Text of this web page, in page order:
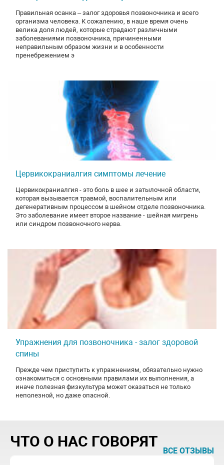
Правильная осанка – залог здоровья позвоночника и всего
организма человека. К сожалению, в наше время очень
велика доля людей, которые страдают различными
заболеваниями позвоночника, причиненными
неправильным образом жизни и в особенности
пренебрежением э
Цервикокраниалгия симптомы лечение
Цервикокраниалгия - это боль в шее и затылочной области,
которая вызывается травмой, воспалительным или
дегенеративным процессом в шейном отделе позвоночника.
Это заболевание имеет второе название - шейная мигрень
или синдром позвоночного нерва.
Упражнения для позвоночника - залог здоровой
спины
Прежде чем приступить к упражнениям, обязательно нужно
ознакомиться с основными правилами их выполнения, а
иначе полезная физкультура может оказаться не только
неполезной, но даже опасной.
ЧТО О НАС ГОВОРЯТ
ВСЕ ОТЗЫВЫ